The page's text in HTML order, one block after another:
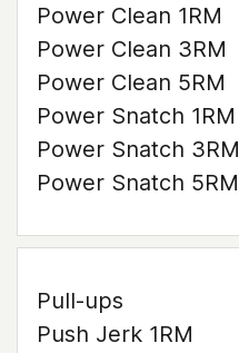
Power Clean 1RM
Power Clean 3RM
Power Clean 5RM
Power Snatch 1RM
Power Snatch 3RM
Power Snatch 5RM
Pull-ups
Push Jerk 1RM